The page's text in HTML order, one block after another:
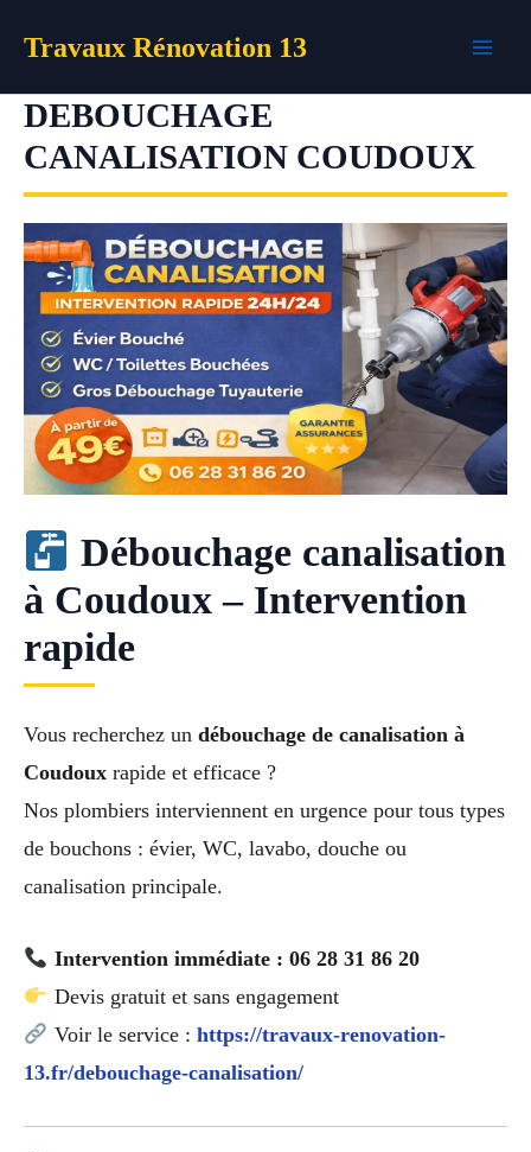
Travaux Rénovation 13
DEBOUCHAGE
CANALISATION COUDOUX
Débouchage canalisation
à Coudoux – Intervention
rapide
Vous recherchez un débouchage de canalisation à
Coudoux rapide et efficace ?
Nos plombiers interviennent en urgence pour tous types
de bouchons : évier, WC, lavabo, douche ou
canalisation principale.
Intervention immédiate : 06 28 31 86 20
Devis gratuit et sans engagement
Voir le service : https://travaux-renovation-
13.fr/debouchage-canalisation/